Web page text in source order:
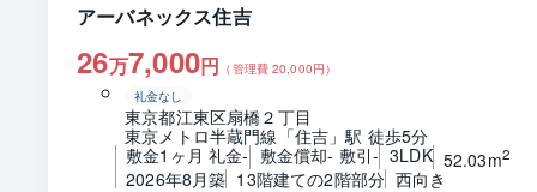
アーバネックス住吉
26万7,000円 （管理費20,000円）
礼金なし
東京都江東区扇橋２丁目
東京メトロ半蔵門線「住吉」駅 徒歩5分
敷金1ヶ月 礼金- 敷金償却- 敷引- 3LDK 52.03m2
2026年8月築 13階建ての2階部分 西向き